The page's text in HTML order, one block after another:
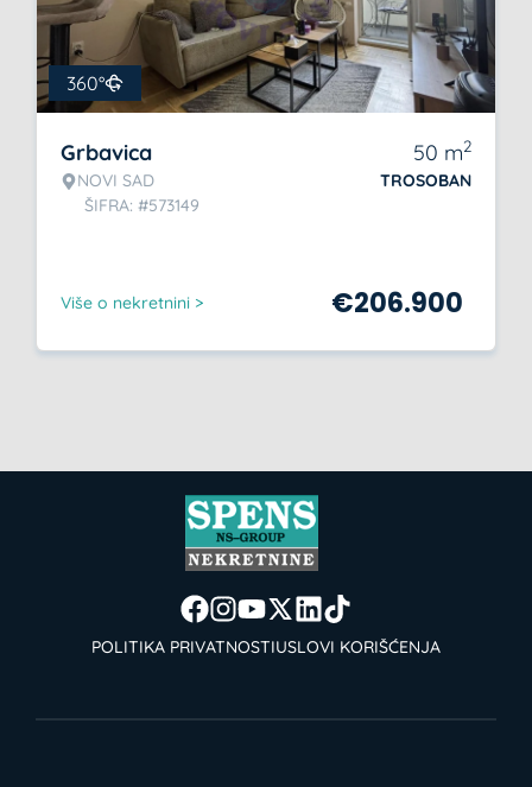
360°
Grbavica
NOVI SAD
ŠIFRA: #573149
50 m2
TROSOBAN
Više o nekretnini > €206.900
POLITIKA PRIVATNOSTIUSLOVI KORIŠĆENJA